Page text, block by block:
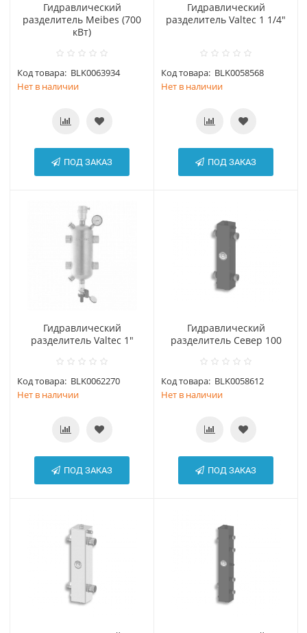
Гидравлический
разделитель Meibes (700
кВт)
Код товара: BLK0063934
Нет в наличии
ПОД ЗАКАЗ
Гидравлический
разделитель Valtec 1 1/4"
Код товара: BLK0058568
Нет в наличии
ПОД ЗАКАЗ
Гидравлический
разделитель Valtec 1"
Код товара: BLK0062270
Нет в наличии
ПОД ЗАКАЗ
Гидравлический
разделитель Север 100
Код товара: BLK0058612
Нет в наличии
ПОД ЗАКАЗ